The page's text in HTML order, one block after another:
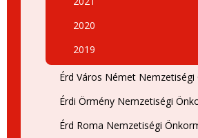
2020
2019
Érd Város Német
Érdi Örmény Nemzetiségi
Érd Roma Nemzetiségi